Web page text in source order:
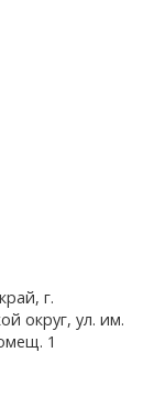
г.
округ, ул. им.
1